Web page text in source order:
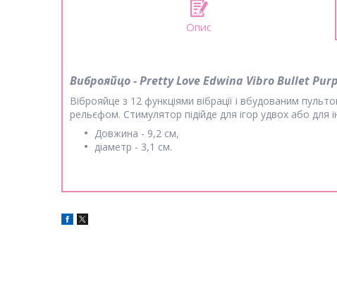
Опис
Виброяйцо - Pretty Love Edwina Vibro Bullet
Віброяйце з 12 функціями вібрації і вбудованим
рельєфом. Стимулятор підійде для ігор удвох або для
Довжина - 9,2 см,
діаметр - 3,1 см.